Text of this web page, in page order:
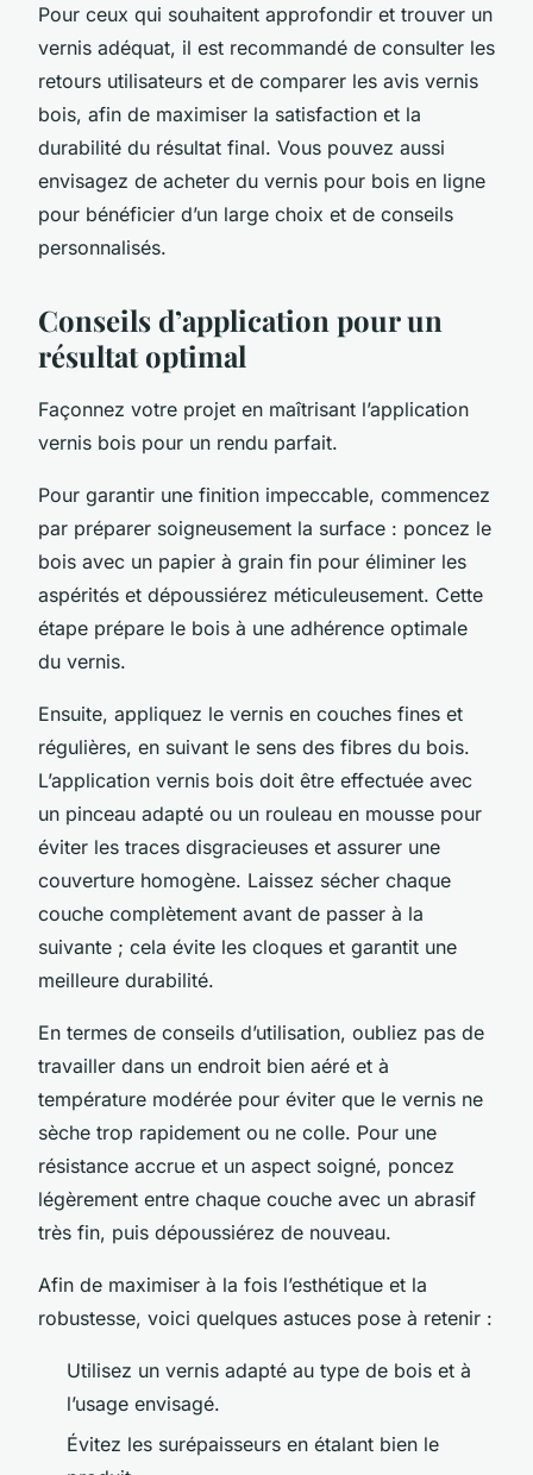
Pour ceux qui souhaitent approfondir et trouver un
vernis adéquat, il est recommandé de consulter les
retours utilisateurs et de comparer les avis vernis
bois, afin de maximiser la satisfaction et la
durabilité du résultat final. Vous pouvez aussi
envisagez de acheter du vernis pour bois en ligne
pour bénéficier d’un large choix et de conseils
personnalisés.
Conseils d’application pour un
résultat optimal
Façonnez votre projet en maîtrisant l’application
vernis bois pour un rendu parfait.
Pour garantir une finition impeccable, commencez
par préparer soigneusement la surface : poncez le
bois avec un papier à grain fin pour éliminer les
aspérités et dépoussiérez méticuleusement. Cette
étape prépare le bois à une adhérence optimale
du vernis.
Ensuite, appliquez le vernis en couches fines et
régulières, en suivant le sens des fibres du bois.
L’application vernis bois doit être effectuée avec
un pinceau adapté ou un rouleau en mousse pour
éviter les traces disgracieuses et assurer une
couverture homogène. Laissez sécher chaque
couche complètement avant de passer à la
suivante ; cela évite les cloques et garantit une
meilleure durabilité.
En termes de conseils d’utilisation, oubliez pas de
travailler dans un endroit bien aéré et à
température modérée pour éviter que le vernis ne
sèche trop rapidement ou ne colle. Pour une
résistance accrue et un aspect soigné, poncez
légèrement entre chaque couche avec un abrasif
très fin, puis dépoussiérez de nouveau.
Afin de maximiser à la fois l’esthétique et la
robustesse, voici quelques astuces pose à retenir :
Utilisez un vernis adapté au type de bois et à
l’usage envisagé.
Évitez les surépaisseurs en étalant bien le